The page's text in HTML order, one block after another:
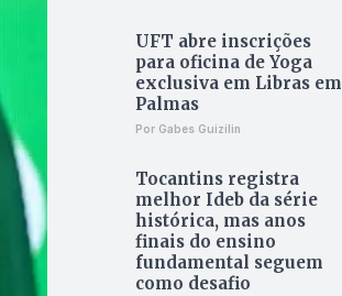
UFT abre inscrições
para oficina de Yoga
exclusiva em Libras em
Palmas
Por Gabes Guizilin
Tocantins registra
melhor Ideb da série
histórica, mas anos
finais do ensino
fundamental seguem
como desafio